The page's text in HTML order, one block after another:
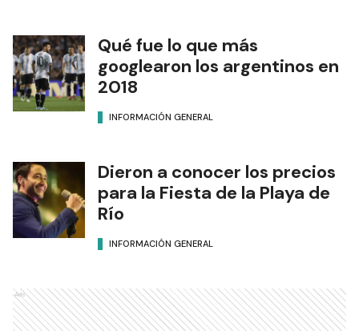
Qué fue lo que más
googlearon los argentinos en
2018
INFORMACIÓN GENERAL
Dieron a conocer los precios
para la Fiesta de la Playa de
Río
INFORMACIÓN GENERAL
Ads